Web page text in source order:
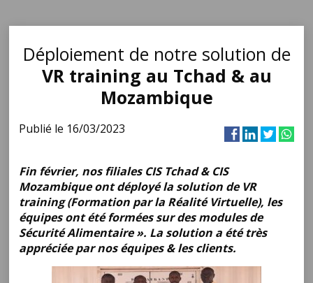
Déploiement de notre solution de
VR training au Tchad & au
Mozambique
Publié le 16/03/2023
Fin février, nos filiales CIS Tchad & CIS
Mozambique ont déployé la solution de VR
training (Formation par la Réalité Virtuelle), les
équipes ont été formées sur des modules de
Sécurité Alimentaire ». La solution a été très
appréciée par nos équipes & les clients.